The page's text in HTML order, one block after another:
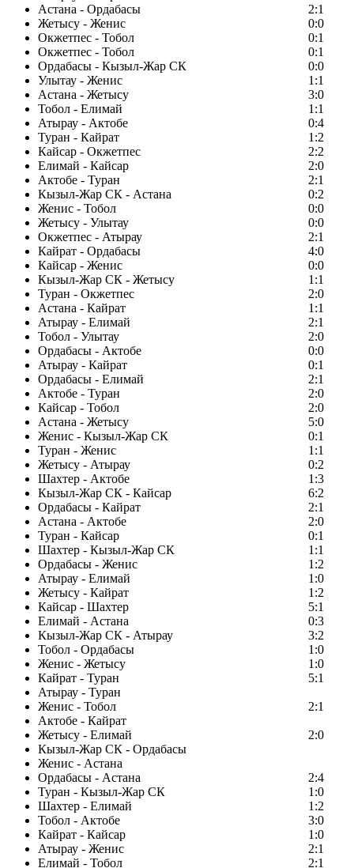
Астана - Ордабасы
2:1
Жетысу - Женис
0:0
Окжетпес - Тобол
0:1
Окжетпес - Тобол
0:1
Ордабасы - Кызыл-Жар СК
0:0
Улытау - Женис
1:1
Астана - Жетысу
3:0
Тобол - Елимай
1:1
Атырау - Актобе
0:4
Туран - Кайрат
1:2
Кайсар - Окжетпес
2:2
Елимай - Кайсар
2:0
Актобе - Туран
2:1
Кызыл-Жар СК - Астана
0:2
Женис - Тобол
0:0
Жетысу - Улытау
0:0
Окжетпес - Атырау
2:1
Кайрат - Ордабасы
4:0
Кайсар - Женис
0:0
Кызыл-Жар СК - Жетысу
1:1
Туран - Окжетпес
2:0
Астана - Кайрат
1:1
Атырау - Елимай
2:1
Тобол - Улытау
2:0
Ордабасы - Актобе
0:0
Атырау - Кайрат
0:1
Ордабасы - Елимай
2:1
Актобе - Туран
2:0
Кайсар - Тобол
2:0
Астана - Жетысу
5:0
Женис - Кызыл-Жар СК
0:1
Туран - Женис
1:1
Жетысу - Атырау
0:2
Шахтер - Актобе
1:3
Кызыл-Жар СК - Кайсар
6:2
Ордабасы - Кайрат
2:1
Астана - Актобе
2:0
Туран - Кайсар
0:1
Шахтер - Кызыл-Жар СК
1:1
Ордабасы - Женис
1:2
Атырау - Елимай
1:0
Жетысу - Кайрат
1:2
Кайсар - Шахтер
5:1
Елимай - Астана
0:3
Кызыл-Жар СК - Атырау
3:2
Тобол - Ордабасы
1:0
Женис - Жетысу
1:0
Кайрат - Туран
5:1
Атырау - Туран
Женис - Тобол
2:1
Актобе - Кайрат
Жетысу - Елимай
2:0
Кызыл-Жар СК - Ордабасы
Женис - Астана
Ордабасы - Астана
2:4
Туран - Кызыл-Жар СК
1:0
Шахтер - Елимай
1:2
Тобол - Актобе
3:0
Кайрат - Кайсар
1:0
Атырау - Женис
2:1
Елимай - Тобол
2:1